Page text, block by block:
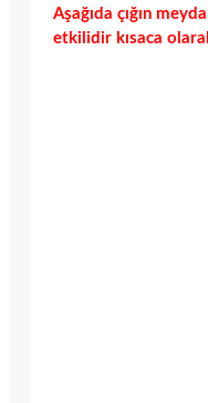
Aşağıda çığın
etkilidir kısaca